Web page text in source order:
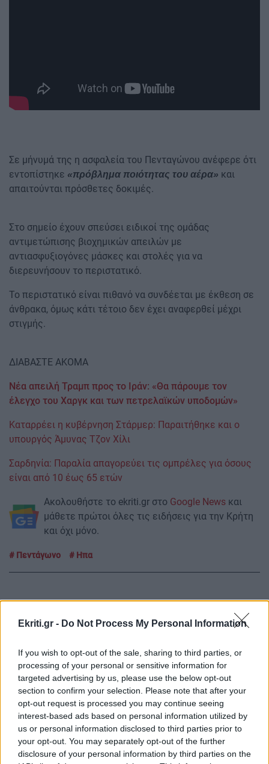
Ekriti.gr - Do Not Process My Personal Information
If you wish to opt-out of the sale, sharing to third parties, or
processing of your personal or sensitive information for
targeted advertising by us, please use the below opt-out
section to confirm your selection. Please note that after your
opt-out request is processed you may continue seeing
interest-based ads based on personal information utilized by
us or personal information disclosed to third parties prior to
your opt-out. You may separately opt-out of the further
disclosure of your personal information by third parties on the
Σε μήνυμά της η ασφαλεία του Πενταγώνου ανέφερε ότι
εντοπίστηκε «πρόβλημα ποιότητας του αέρα» και
απαιτούνται πρόσθετες δοκιμές.
Στο σημείο έχουν σπεύσει ειδικοί της ομάδας
αντιμετώπισης βιοχημικών απειλών με
αντιασφυξιογόνες μάσκες και στολές για να
διερευνήσουν το περιστατικό.
Το περιστατικό είναι πιθανό να συνδέεται με έκθεση σε
άνθρακα, όμως κάτι τέτοιο δεν έχει αναφερθεί μέχρι
στιγμής.
ΔΙΑΒΑΣΤΕ ΑΚΟΜΑ
Νέα απειλή Τραμπ προς το Ιράν: «Θα πάρουμε τον
έλεγχο του Χαργκ και των πετρελαϊκών υποδομών»
Καταρρέει η κυβέρνηση Στάρμερ: Παραιτήθηκε και ο
υπουργός Άμυνας Τζον Χίλι
Σαρδηνία: Παραλία απαγορεύει τις ομπρέλες για όσους
είναι από 10 έως 65 ετών
Ακολουθήστε το ekriti.gr στο Google News και
μάθετε πρώτοι όλες τις ειδήσεις για την Κρήτη
και όχι μόνο.
Πεντάγωνο Ηπα
ΡΟΗ ΕΙΔΗΣΕΩΝ
00:00
ΣΧΕΣΕΙΣ ΚΑΙ SEX
Πώς θα καταλάβεις ότι ένας άνθρωπος δεν
μπήκε τυχαία στη ζωή σου
00:00
ΣΧΕΣΕΙΣ ΚΑΙ SEX
Μικρές αλλαγές που μπορούν να φέρουν ξανά